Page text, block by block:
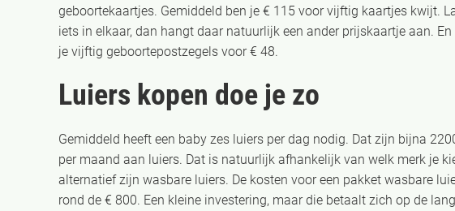
geboortekaartjes. Gemiddeld ben je € 115 voor vijftig kaartjes kwijt.
iets in elkaar, dan hangt daar natuurlijk een ander prijskaartje aan.
je vijftig geboortepostzegels voor € 48.
Luiers kopen doe je zo
Gemiddeld heeft een baby zes luiers per dag nodig. Dat zijn bijna
per maand aan luiers. Dat is natuurlijk afhankelijk van welk merk je
alternatief zijn wasbare luiers. De kosten voor een pakket wasbare
rond de € 800. Een kleine investering, maar die betaalt zich op de